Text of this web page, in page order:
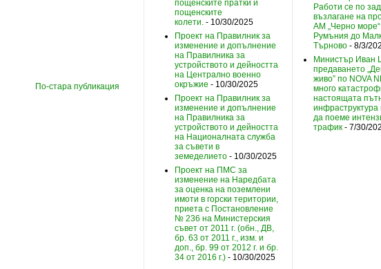
По-стара публикация
пощенските пратки и
пощенските
колети. - 10/30/2025
Проект на Правилник за
изменение и допълнение
на Правилника за
устройството и дейността
на Централно военно
окръжие - 10/30/2025
Проект на Правилник за
изменение и допълнение
на Правилника за
устройството и дейността
на Националната служба
за съвети в
земеделието - 10/30/2025
Проект на ПМС за
изменение на Наредбата
за оценка на поземлени
имоти в горски територии,
приета с Постановление
№ 236 на Министерския
съвет от 2011 г. (обн., ДВ,
бр. 63 от 2011 г., изм. и
доп., бр. 99 от 2012 г. и бр.
34 от 2016 г.) - 10/30/2025
Работи се по
възлагане на
АМ „Черно
Румъния до
Търново - 8/3/
Министър Иван
предаването
живо” по NOVA
много
настоящата
да поеме
трафик - 7/30/